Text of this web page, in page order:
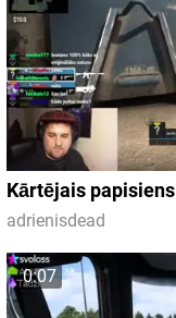
Kārtējais papisiens
adrienisdead
0:07